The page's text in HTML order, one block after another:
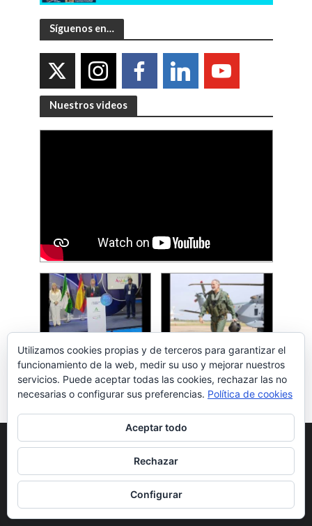
Síguenos en…
Nuestros videos
1/8
Utilizamos cookies para ofrecerte la mejor experiencia en
nuestra web.
Puedes aprender más sobre qué cookies utilizamos o
desactivarlas en losajustes.
Utilizamos cookies propias y de terceros para garantizar el
funcionamiento de la web, medir su uso y mejorar nuestros
servicios. Puede aceptar todas las cookies, rechazar las no
necesarias o configurar sus preferencias. Política de cookies
Aceptar todo
Rechazar
Configurar